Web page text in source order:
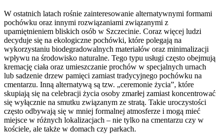
W ostatnich latach rośnie zainteresowanie alternatywnymi formami
pochówku oraz innymi rozwiązaniami związanymi z
upamiętnieniem bliskich osób w Szczecinie. Coraz więcej ludzi
decyduje się na ekologiczne pochówki, które polegają na
wykorzystaniu biodegradowalnych materiałów oraz minimalizacji
wpływu na środowisko naturalne. Tego typu usługi często obejmują
kremację ciała oraz umieszczanie prochów w specjalnych urnach
lub sadzenie drzew pamięci zamiast tradycyjnego pochówku na
cmentarzu. Inną alternatywą są tzw. „ceremonie życia”, które
skupiają się na celebracji życia osoby zmarłej zamiast koncentrować
się wyłącznie na smutku związanym ze stratą. Takie uroczystości
często odbywają się w mniej formalnej atmosferze i mogą mieć
miejsce w różnych lokalizacjach – nie tylko na cmentarzu czy w
kościele, ale także w domach czy parkach.